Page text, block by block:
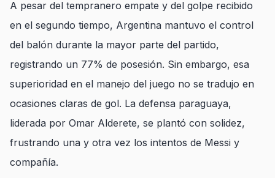
A pesar del tempranero empate y del golpe recibido
en el segundo tiempo, Argentina mantuvo el control
del balón durante la mayor parte del partido,
registrando un 77% de posesión. Sin embargo, esa
superioridad en el manejo del juego no se tradujo en
ocasiones claras de gol. La defensa paraguaya,
liderada por Omar Alderete, se plantó con solidez,
frustrando una y otra vez los intentos de Messi y
compañía.